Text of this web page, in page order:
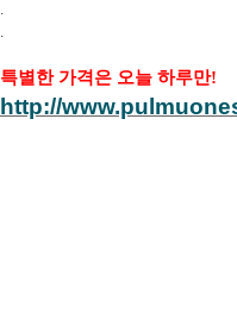
특별한 가격은 오늘 하루만!
http://